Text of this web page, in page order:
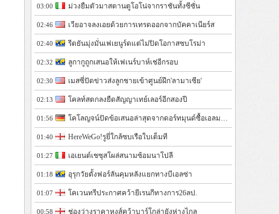
03:00 ม่วงยืมตัวมาสตานตูโอโน่จากราชันทั้งซีซั่น
02:46 เวียอาจลงเอยด้วยการเทรดออกจากบัคคาเนียร์ส
02:40 รีดยันมุ่งมั่นเฟเยนูร์ดแต่ไม่ปิดโอกาสซบโรม่า
02:32 ลูกากูถูกเสนอให้เฟเนร์บาห์เช่อีกรอบ
02:30 เมสซี่ปัดข่าวส่งลูกชายเข้าศูนย์ฝึก'ลามาเซีย'
02:13 โคลท์สตกลงยืดสัญญาเทย์เลอร์อีกสองปี
01:56 โคโลญจน์ปัดข้อเสนอล่าสุดจากดอร์ทมุนด์ซื้อเอลมาลา
01:40 HereWeGo!รูยี่ใกล้ซบเรือใบเต็มที
01:27 เอเยนต์เชซุสโผล่สนามซ้อมนาโปลี
01:18 อุรุกวัยตั้งฟอร์ลันคุมหลังแยกทางบีเอลซ่า
01:07 โคเวนทรีประกาศคว้ายีเรนกีทางการ26ลป.
00:58 ช่องว่างราคาหงส์คว้าบาร์โกล่ายังห่างไกล